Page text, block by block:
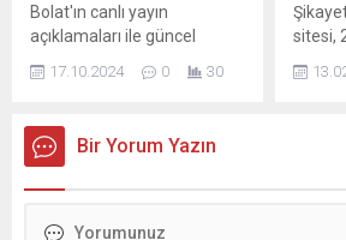
Bolat'ın canlı yayın
açıklamaları ile güncel
ekonomik gelişmeler ve
ticaret politikaları üzerine
keşfedin. Ömer Bolat'ın
gündeme dair önemli
17.10.2024 0 30
sitesi,
göre
Bir Yorum Yazın